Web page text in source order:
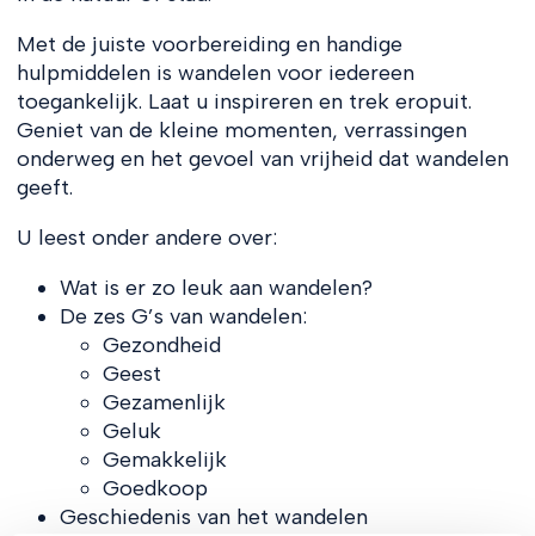
Met de juiste voorbereiding en handige
hulpmiddelen is wandelen voor iedereen
toegankelijk. Laat u inspireren en trek eropuit.
Geniet van de kleine momenten, verrassingen
onderweg en het gevoel van vrijheid dat wandelen
geeft.
U leest onder andere over:
Wat is er zo leuk aan wandelen?
De zes G’s van wandelen:
Gezondheid
Geest
Gezamenlijk
Geluk
Gemakkelijk
Goedkoop
Geschiedenis van het wandelen